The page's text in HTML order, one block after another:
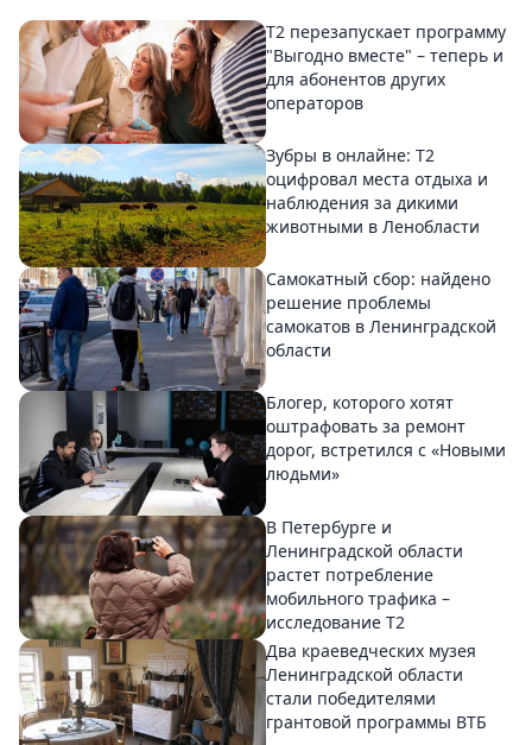
Т2 перезапускает программу
"Выгодно вместе" – теперь и
для абонентов других
операторов
Зубры в онлайне: Т2
оцифровал места отдыха и
наблюдения за дикими
животными в Ленобласти
Самокатный сбор: найдено
решение проблемы
самокатов в Ленинградской
области
Блогер, которого хотят
оштрафовать за ремонт
дорог, встретился с «Новыми
людьми»
В Петербурге и
Ленинградской области
растет потребление
мобильного трафика –
исследование T2
Два краеведческих музея
Ленинградской области
стали победителями
грантовой программы ВТБ